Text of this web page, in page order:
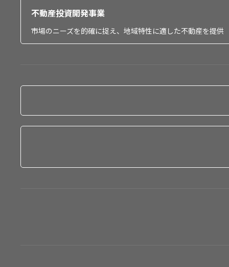
不動産投資開発事業
市場のニーズを的確に捉え、地域特性に適した不動産を提供